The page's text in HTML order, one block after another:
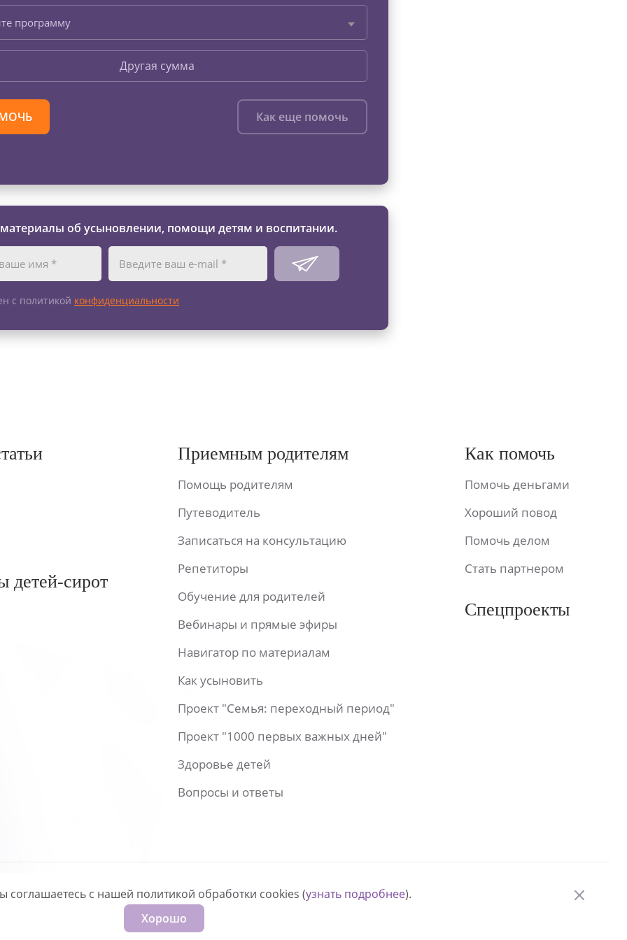
программу
Другая сумма
Как еще помочь
об усыновлении, помощи детям и воспитании.
с политикой конфиденциальности
детей-сирот
Приемным родителям
Помощь родителям
Путеводитель
Записаться на консультацию
Репетиторы
Обучение для родителей
Вебинары и прямые эфиры
Навигатор по материалам
Как усыновить
Проект "Семья: переходный период"
Проект "1000 первых важных дней"
Здоровье детей
Вопросы и ответы
Как помочь
Помочь деньгами
Хороший повод
Помочь делом
Стать партнером
Спецпроекты
соглашаетесь с нашей политикой обработки cookies (узнать подробнее).
Хорошо